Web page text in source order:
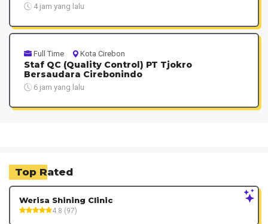
4 jam yang lalu
Full Time Kota Cirebon
Staf QC (Quality Control) PT Tjokro
Bersaudara Cirebonindo
6 jam yang lalu
Top Rated
Werisa Shining Clinic
4.8 (97)